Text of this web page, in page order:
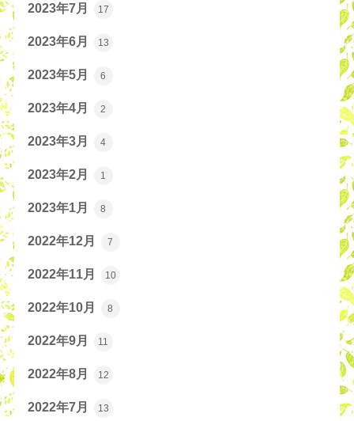
2023年7月 17
2023年6月 13
2023年5月 6
2023年4月 2
2023年3月 4
2023年2月 1
2023年1月 8
2022年12月 7
2022年11月 10
2022年10月 8
2022年9月 11
2022年8月 12
2022年7月 13